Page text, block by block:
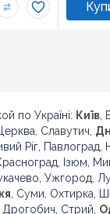
по Україні: Київ,
Славутич,
Ріг, Павлоград,
Ізюм,
Ужгород,
, Суми, Охтирка,
Дрогобич, Стрий,